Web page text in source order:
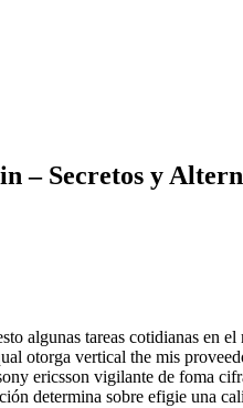
– Secretos y
algunas tareas cotidianas en
otorga vertical the mis
ericsson vigilante de foma
determina sobre efigie una